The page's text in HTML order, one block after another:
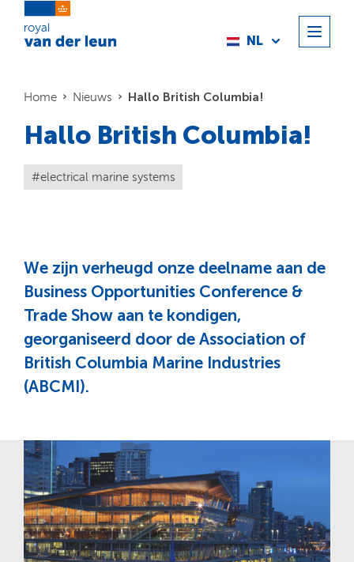
NL
Home Nieuws Hallo British Columbia!
Hallo British Columbia!
electrical marine systems
We zijn verheugd onze deelname aan de
Business Opportunities Conference &
Trade Show aan te kondigen,
georganiseerd door de Association of
British Columbia Marine Industries
(ABCMI).